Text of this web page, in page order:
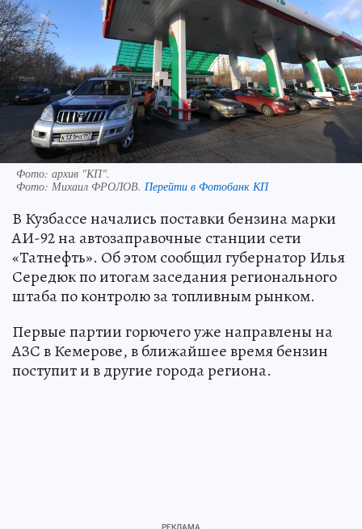
Фото: архив "КП".
Фото: Михаил ФРОЛОВ. Перейти в Фотобанк КП
В Кузбассе начались поставки бензина марки
АИ-92 на автозаправочные станции сети
«Татнефть». Об этом сообщил губернатор Илья
Середюк по итогам заседания регионального
штаба по контролю за топливным рынком.
Первые партии горючего уже направлены на
АЗС в Кемерове, в ближайшее время бензин
поступит и в другие города региона.